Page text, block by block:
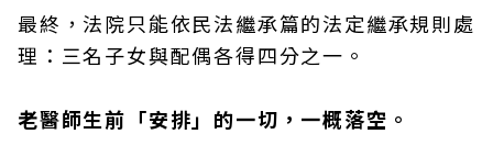
最終，法院只能依民法繼承篇的法定繼承規則處
理：三名子女與配偶各得四分之一。
老醫師生前「安排」的一切，一概落空。